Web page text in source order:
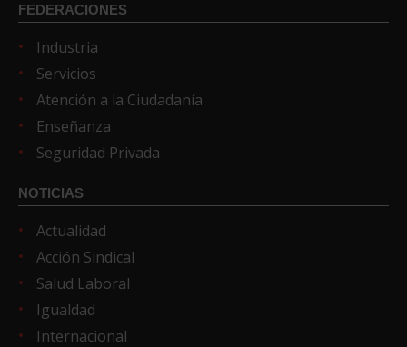
FEDERACIONES
Industria
Servicios
Atención a la Ciudadanía
Enseñanza
Seguridad Privada
NOTICIAS
Actualidad
Acción Sindical
Salud Laboral
Igualdad
Internacional